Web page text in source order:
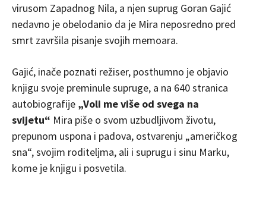
virusom Zapadnog Nila, a njen suprug Goran Gajić
nedavno je obelodanio da je Mira neposredno pred
smrt završila pisanje svojih memoara.
Gajić, inače poznati režiser, posthumno je objavio
knjigu svoje preminule supruge, a na 640 stranica
autobiografije „Voli me više od svega na
svijetu“ Mira piše o svom uzbudljivom životu,
prepunom uspona i padova, ostvarenju „američkog
sna“, svojim roditeljma, ali i suprugu i sinu Marku,
kome je knjigu i posvetila.